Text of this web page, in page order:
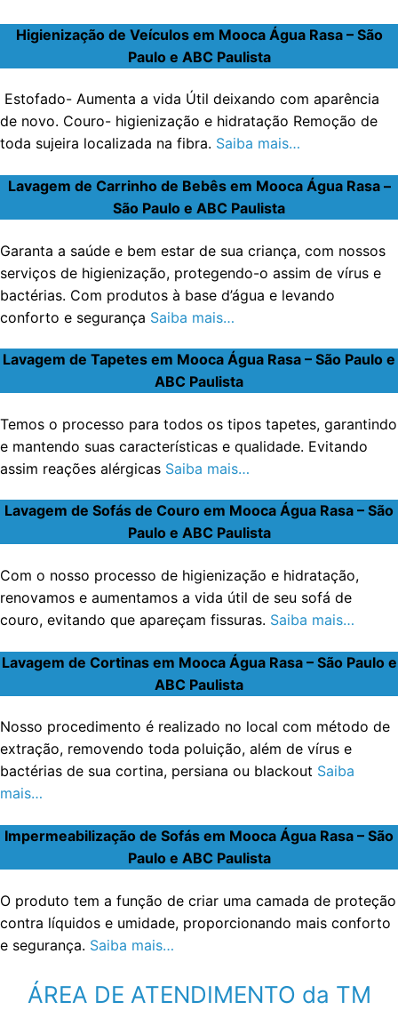
Higienização de Veículos em Mooca Água Rasa – São
Paulo e ABC Paulista
Estofado- Aumenta a vida Útil deixando com aparência
de novo. Couro- higienização e hidratação Remoção de
toda sujeira localizada na fibra. Saiba mais…
Lavagem de Carrinho de Bebês em Mooca Água Rasa –
São Paulo e ABC Paulista
Garanta a saúde e bem estar de sua criança, com nossos
serviços de higienização, protegendo-o assim de vírus e
bactérias. Com produtos à base d’água e levando
conforto e segurança Saiba mais…
Lavagem de Tapetes em Mooca Água Rasa – São Paulo e
ABC Paulista
Temos o processo para todos os tipos tapetes, garantindo
e mantendo suas características e qualidade. Evitando
assim reações alérgicas Saiba mais…
Lavagem de Sofás de Couro em Mooca Água Rasa – São
Paulo e ABC Paulista
Com o nosso processo de higienização e hidratação,
renovamos e aumentamos a vida útil de seu sofá de
couro, evitando que apareçam fissuras. Saiba mais…
Lavagem de Cortinas em Mooca Água Rasa – São Paulo e
ABC Paulista
Nosso procedimento é realizado no local com método de
extração, removendo toda poluição, além de vírus e
bactérias de sua cortina, persiana ou blackout Saiba
mais…
Impermeabilização de Sofás em Mooca Água Rasa – São
Paulo e ABC Paulista
O produto tem a função de criar uma camada de proteção
contra líquidos e umidade, proporcionando mais conforto
e segurança. Saiba mais…
ÁREA DE ATENDIMENTO da TM